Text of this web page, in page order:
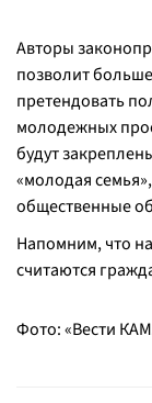
Авторы
позволит
претендовать
молодежных
будут
«молодая
общественные
Напомним, что
считаются
Фото: «Вести